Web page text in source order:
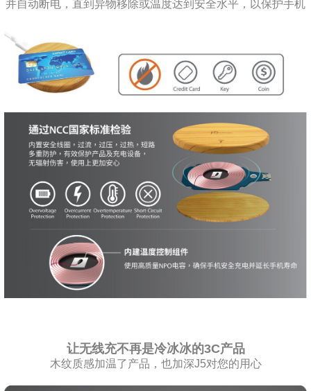
并自动断电，直到异物移除或温度达到安全水平，以保护手机
让无线充不再是冷冰冰的3C产品
木纹质感加温了产品，也加深J5对您的用心